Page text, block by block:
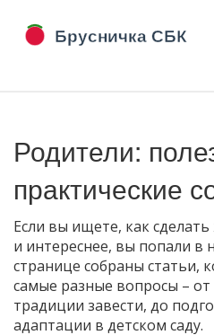
Родители:
практические
Если вы ищете, как
и интереснее, вы попали в
странице собраны статьи,
самые разные вопросы –
традиции завести, до
адаптации в детском саду.